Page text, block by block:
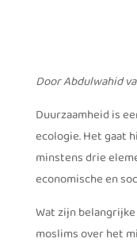
Door Abdulwahid
Duurzaamheid is
ecologie. Het gaat
minstens drie
economische en
Wat zijn
moslims over het